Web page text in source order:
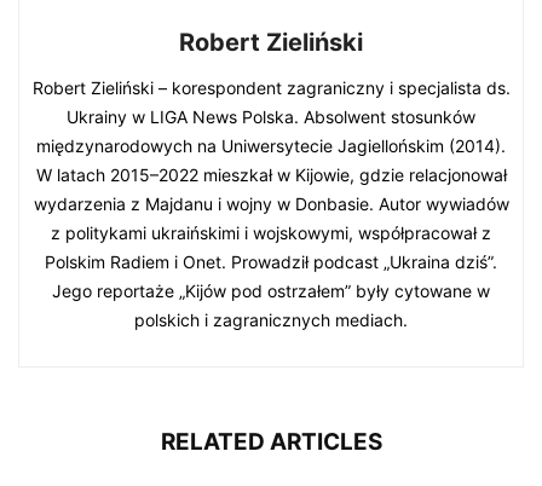
Robert Zieliński
Robert Zieliński – korespondent zagraniczny i specjalista ds.
Ukrainy w LIGA News Polska. Absolwent stosunków
międzynarodowych na Uniwersytecie Jagiellońskim (2014).
W latach 2015–2022 mieszkał w Kijowie, gdzie relacjonował
wydarzenia z Majdanu i wojny w Donbasie. Autor wywiadów
z politykami ukraińskimi i wojskowymi, współpracował z
Polskim Radiem i Onet. Prowadził podcast „Ukraina dziś”.
Jego reportaże „Kijów pod ostrzałem” były cytowane w
polskich i zagranicznych mediach.
RELATED ARTICLES